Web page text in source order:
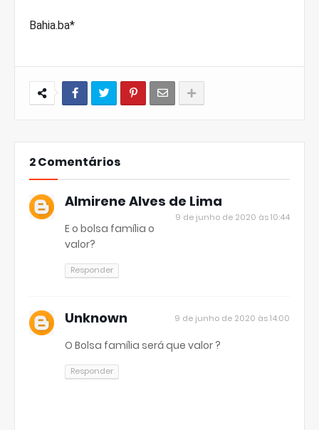
Bahia.ba*
2 Comentários
Almirene Alves de Lima
9 de junho de 2020 às 10:44
E o bolsa família o
valor?
Responder
Unknown 9 de junho de 2020 às 14:00
O Bolsa família será que valor ?
Responder